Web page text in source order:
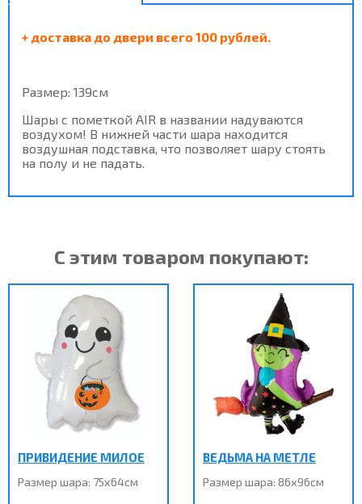
+ доставка до двери всего 100 рублей.
Размер: 139см
Шары с пометкой AIR в названии надуваются
воздухом! В нижней части шара находится
воздушная подставка, что позволяет шару стоять
на полу и не падать.
С этим товаром покупают:
ПРИВИДЕНИЕ МИЛОЕ
Размер шара: 75х64см
ВЕДЬМА НА МЕТЛЕ
Размер шара: 86х96см